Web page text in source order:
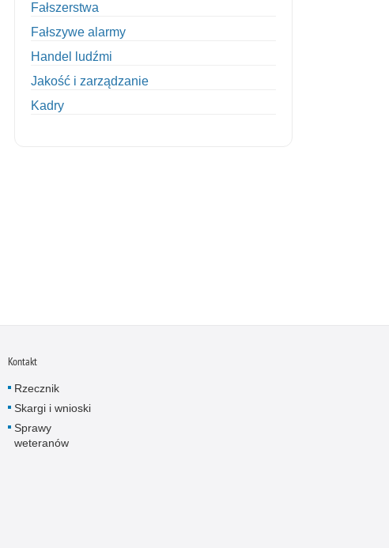
Fałszerstwa
Fałszywe alarmy
Handel ludźmi
Jakość i zarządzanie
Kadry
Nietrzeźwi kierujący
Nietrzeźwi opiekunowie
Kontakt
Rzecznik
Skargi i wnioski
Sprawy
weteranów